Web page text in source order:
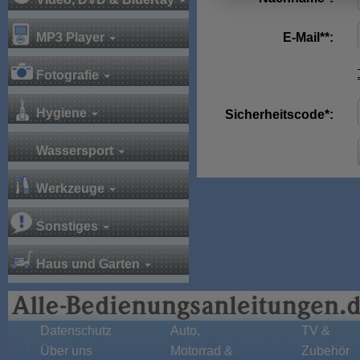
MP3 Player
Fotografie
Hygiene
Wassersport
Werkzeuge
Sonstiges
Haus und Garten
E-Mail**:
Sicherheitscode*:
Datenschutz
Über uns
Auto,
Motorrad &
TV &
Zubehör